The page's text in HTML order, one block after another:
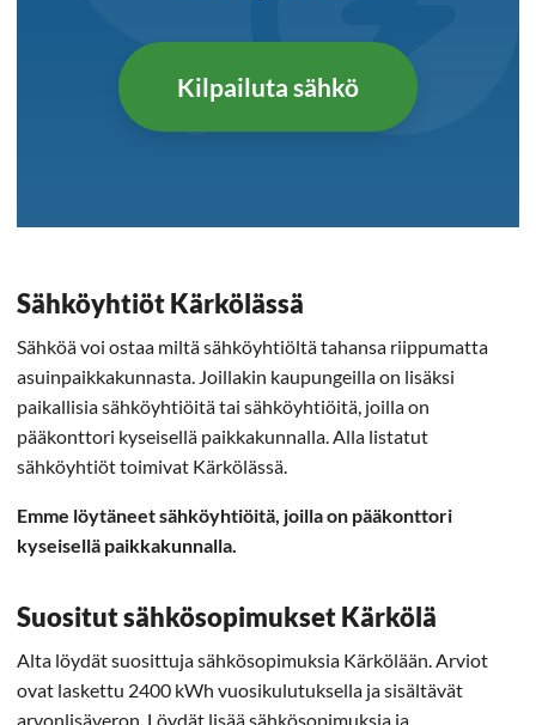
Kilpailuta sähkö
Sähköyhtiöt Kärkölässä
Sähköä voi ostaa miltä sähköyhtiöltä tahansa riippumatta
asuinpaikkakunnasta. Joillakin kaupungeilla on lisäksi
paikallisia sähköyhtiöitä tai sähköyhtiöitä, joilla on
pääkonttori kyseisellä paikkakunnalla. Alla listatut
sähköyhtiöt toimivat Kärkölässä.
Emme löytäneet sähköyhtiöitä, joilla on pääkonttori
kyseisellä paikkakunnalla.
Suositut sähkösopimukset Kärkölä
Alta löydät suosittuja sähkösopimuksia Kärkölään. Arviot
ovat laskettu 2400 kWh vuosikulutuksella ja sisältävät
arvonlisäveron. Löydät lisää sähkösopimuksia ja